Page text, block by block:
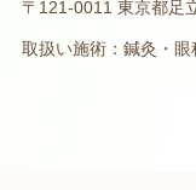
〒121-0011 東京都足
取扱い施術：鍼灸・